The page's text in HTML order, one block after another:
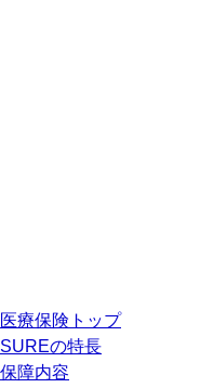
医療保険トップ
SUREの特長
保障内容